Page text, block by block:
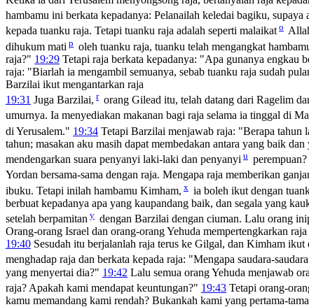
hambamu ini berkata kepadanya: Pelanailah keledai bagiku,
kepada tuanku raja. Tetapi tuanku raja adalah seperti malaikat o
dihukum mati p oleh tuanku raja, tuanku telah mengangkat
raja?" 19:29 Tetapi raja berkata kepadanya: "Apa gunanya engkau
raja: "Biarlah ia mengambil semuanya, sebab tuanku raja sudah
Barzilai ikut mengantarkan raja
19:31 Juga Barzilai, r orang Gilead itu, telah datang dari Ragelim
umurnya. Ia menyediakan makanan bagi raja selama ia tinggal di
di Yerusalem." 19:34 Tetapi Barzilai menjawab raja: "Berapa tahun
tahun; masakan aku masih dapat membedakan antara yang baik
mendengarkan suara penyanyi laki-laki dan penyanyi u
Yordan bersama-sama dengan raja. Mengapa raja memberikan
ibuku. Tetapi inilah hambamu Kimham, x ia boleh ikut dengan
berbuat kepadanya apa yang kaupandang baik, dan segala yang
setelah berpamitan y dengan Barzilai dengan ciuman. Lalu orang
Orang-orang Israel dan orang-orang Yehuda mempertengkarkan raja
19:40 Sesudah itu berjalanlah raja terus ke Gilgal, dan Kimham ikut
menghadap raja dan berkata kepada raja: "Mengapa saudara-
yang menyertai dia?" 19:42 Lalu semua orang Yehuda menjawab
raja? Apakah kami mendapat keuntungan?" 19:43 Tetapi orang-
kamu memandang kami rendah? Bukankah kami yang pertama-